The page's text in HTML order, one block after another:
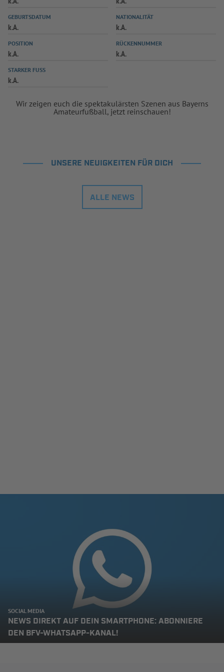
SPIELPLUS
GEBURTSDATUM
k.A.
NATIONALITÄT
k.A.
POSITION
k.A.
RÜCKENNUMMER
k.A.
STARKER FUSS
k.A.
Wir zeigen euch die spektakulärsten Szenen aus Bayerns
Amateurfußball, jetzt reinschauen!
UNSERE NEUIGKEITEN FÜR DICH
ALLE NEWS
SOCIAL MEDIA
NEWS DIREKT AUF DEIN SMARTPHONE: ABONNIERE
DEN BFV-WHATSAPP-KANAL!